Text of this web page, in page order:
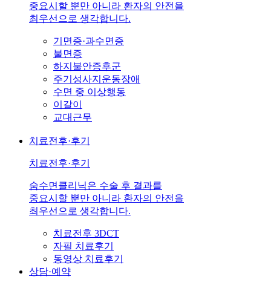
중요시할 뿐만 아니라 환자의 안전을
최우선으로 생각합니다.
기면증·과수면증
불면증
하지불안증후군
주기성사지운동장애
수면 중 이상행동
이갈이
교대근무
치료전후·후기
치료전후·후기
숨수면클리닉은 수술 후 결과를
중요시할 뿐만 아니라 환자의 안전을
최우선으로 생각합니다.
치료전후 3DCT
자필 치료후기
동영상 치료후기
상담·예약